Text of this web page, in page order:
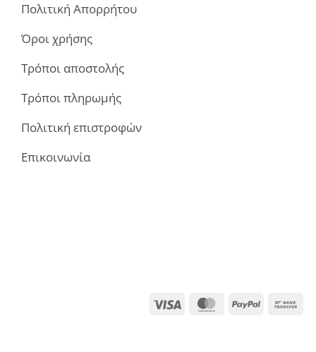
Πολιτική Απορρήτου
Όροι χρήσης
Τρόποι αποστολής
Τρόποι πληρωμής
Πολιτική επιστροφών
Επικοινωνία
Visa MasterCardPayPal